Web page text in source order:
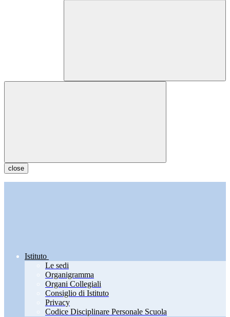
close
Istituto
Le sedi
Organigramma
Organi Collegiali
Consiglio di Istituto
Privacy
Codice Disciplinare Personale Scuola